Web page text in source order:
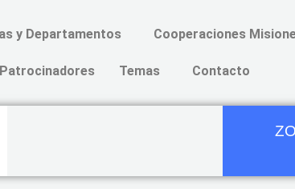
y Departamentos Cooperaciones
Patrocinadores Temas Contacto